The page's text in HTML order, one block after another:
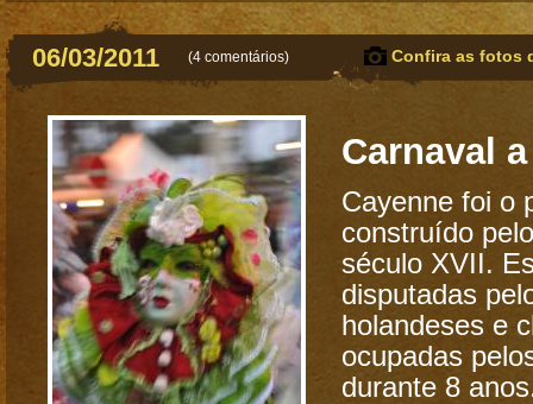
06/03/2011 (4 comentários) Confira as fotos
Carnaval
Cayenne foi o
construído
século XVII.
disputadas
holandeses e
ocupadas
durante 8